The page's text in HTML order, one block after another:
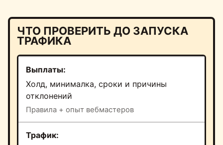
ЧТО ПРОВЕРИТЬ ДО ЗАПУСКА
ТРАФИКА
Выплаты
Холд, минималка, сроки и причины
отклонений
Правила + опыт вебмастеров
Трафик